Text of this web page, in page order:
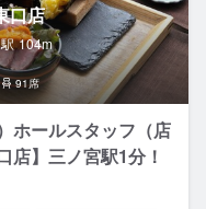
口店
駅 104m
91席
ホールスタッフ（店
店】三ノ宮駅1分！